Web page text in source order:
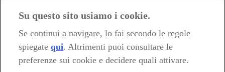
Tel. 051- 293.111 / 245.024
© 2020 Zanichelli Editore spa
Su questo sito usiamo i cookie.
Se continui a navigare, lo fai secondo le regole
spiegate qui. Altrimenti puoi consultare le
preferenze sui cookie e decidere quali attivare.